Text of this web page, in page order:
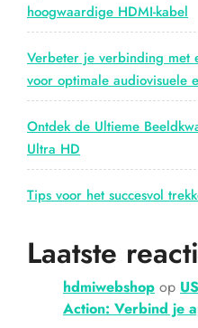
hoogwaardige HDMI-kabel
Verbeter je verbinding met
voor optimale audiovisuele
Ontdek de Ultieme
Ultra HD
Tips voor het succesvol
Laatste
hdmiwebshop op
Action: Verbind je